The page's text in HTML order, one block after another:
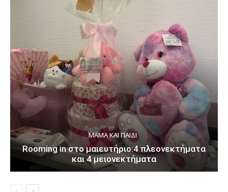
ΜΑΜΆ ΚΑΙ ΠΑΙΔΊ
Rooming in στο μαιευτήριο:4 πλεονεκτήματα
και 4 μειονεκτήματα